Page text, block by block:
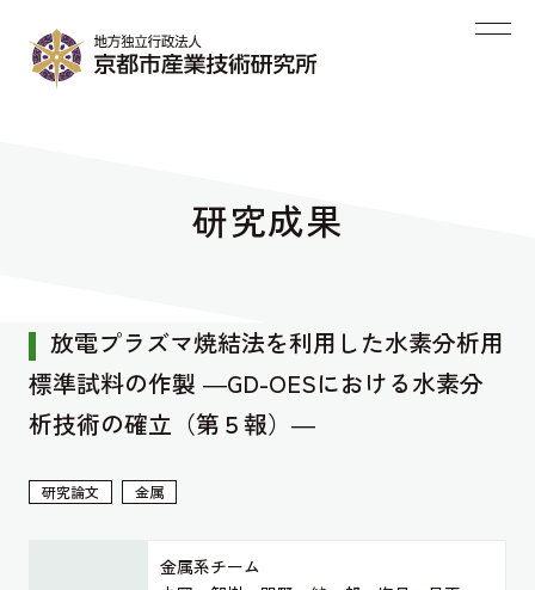
研究成果
放電プラズマ焼結法を利用した水素分析用
標準試料の作製 ―GD-OESにおける水素分
析技術の確立（第５報）―
研究論文 金属
金属系チーム